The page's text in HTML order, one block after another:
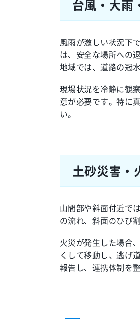
台風・大雨
風雨が激しい状況下
は、安全な場所への
地域では、道路の冠
現場状況を冷静に観
意が必要です。特に
い。
土砂災害・
山間部や斜面付近で
の流れ、斜面のひび
火災が発生した場合
くして移動し、逃げ
報告し、連携体制を